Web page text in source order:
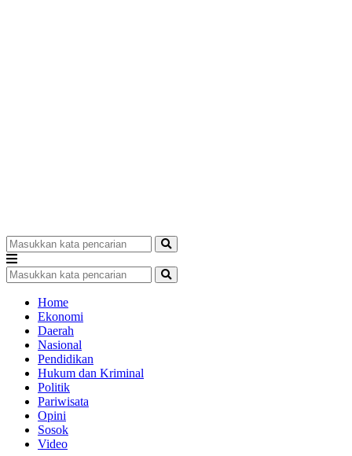
Home
Ekonomi
Daerah
Nasional
Pendidikan
Hukum dan Kriminal
Politik
Pariwisata
Opini
Sosok
Video